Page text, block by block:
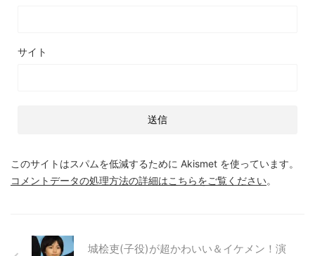
サイト
このサイトはスパムを低減するために Akismet を使っています。
コメントデータの処理方法の詳細はこちらをご覧ください。
城桧吏(子役)が超かわいい＆イケメン！演